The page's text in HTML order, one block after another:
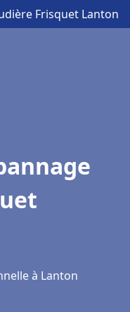
Frisquet Lanton
à Lanton